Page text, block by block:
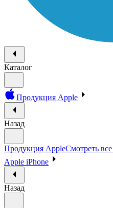
Каталог
Продукция Apple
Назад
Продукция AppleСмотреть
Apple iPhone
Назад